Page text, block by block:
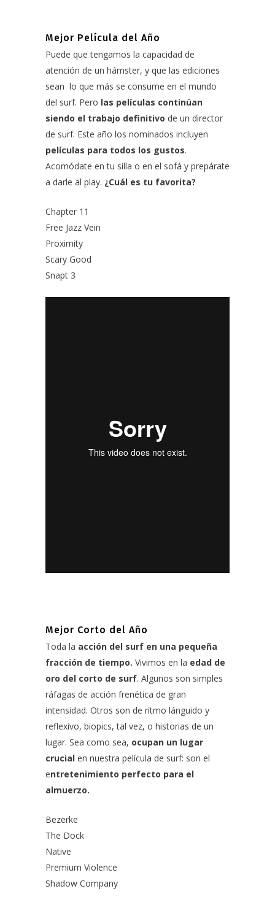
Mejor Película del Año
Puede que tengamos la capacidad de
atención de un hámster, y que las ediciones
sean lo que más se consume en el mundo
del surf. Pero las películas continúan
siendo el trabajo definitivo de un director
de surf. Este año los nominados incluyen
películas para todos los gustos.
Acomódate en tu silla o en el sofá y prepárate
a darle al play. ¿Cuál es tu favorita?
Chapter 11
Free Jazz Vein
Proximity
Scary Good
Snapt 3
Mejor Corto del Año
Toda la acción del surf en una pequeña
fracción de tiempo. Vivimos en la edad de
oro del corto de surf. Algunos son simples
ráfagas de acción frenética de gran
intensidad. Otros son de ritmo lánguido y
reflexivo, biopics, tal vez, o historias de un
lugar. Sea como sea, ocupan un lugar
crucial en nuestra película de surf: son el
entretenimiento perfecto para el
almuerzo.
Bezerke
The Dock
Native
Premium Violence
Shadow Company